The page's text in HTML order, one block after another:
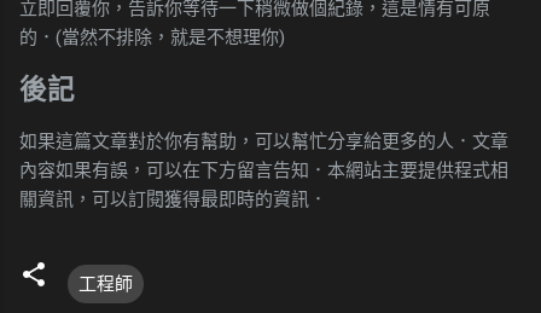
立即回覆你，告訴你等待一下稍微做個紀錄，這是情有可原
的．(當然不排除，就是不想理你)
後記
如果這篇文章對於你有幫助，可以幫忙分享給更多的人．文章
內容如果有誤，可以在下方留言告知．本網站主要提供程式相
關資訊，可以訂閱獲得最即時的資訊．
工程師